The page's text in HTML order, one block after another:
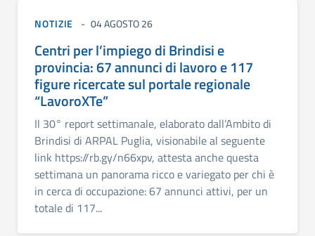
NOTIZIE 04 AGOSTO 26
Centri per l’impiego di Brindisi e
provincia: 67 annunci di lavoro e 117
figure ricercate sul portale regionale
“LavoroXTe”
Il 30° report settimanale, elaborato dall’Ambito di
Brindisi di ARPAL Puglia, visionabile al seguente
link https://rb.gy/n66xpv, attesta anche questa
settimana un panorama ricco e variegato per chi è
in cerca di occupazione: 67 annunci attivi, per un
totale di 117...